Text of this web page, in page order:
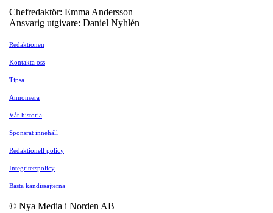
Chefredaktör: Emma Andersson
Ansvarig utgivare: Daniel Nyhlén
Redaktionen
Kontakta oss
Tipsa
Annonsera
Vår historia
Sponsrat innehåll
Redaktionell policy
Integritetspolicy
Bästa kändissajterna
© Nya Media i Norden AB